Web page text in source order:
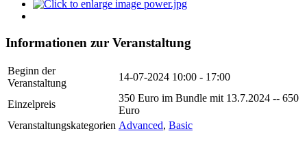
Informationen zur Veranstaltung
Beginn der
Veranstaltung
14-07-2024 10:00 - 17:00
Einzelpreis
350 Euro im Bundle mit 13.7.2024 -- 650
Euro
Veranstaltungskategorien Advanced, Basic